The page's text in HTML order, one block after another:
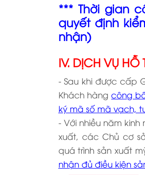
*** Thời gian
quyết định
nhận)
IV. DỊCH VỤ HỖ
- Sau khi được cấp
Khách hàngcông
ký mã số mã vạch,
- Với nhiều năm
xuất, các Chủ cơ
quá trình sản xuất
nhận đủ điều kiện